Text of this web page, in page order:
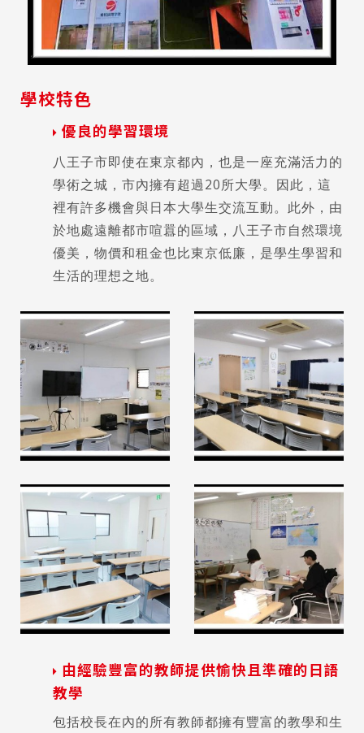
學校特色
優良的學習環境
八王子市即使在東京都內，也是一座充滿活力的
學術之城，市內擁有超過20所大學。因此，這
裡有許多機會與日本大學生交流互動。此外，由
於地處遠離都市喧囂的區域，八王子市自然環境
優美，物價和租金也比東京低廉，是學生學習和
生活的理想之地。
由經驗豐富的教師提供愉快且準確的日語
教學
包括校長在內的所有教師都擁有豐富的教學和生